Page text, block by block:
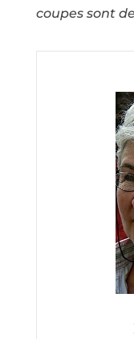
coupes sont